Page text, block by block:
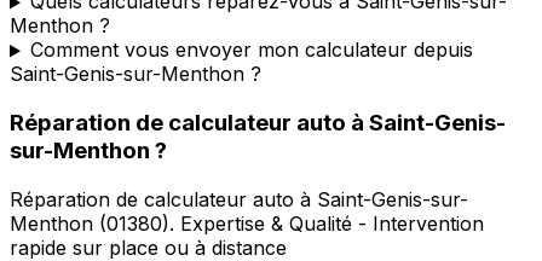
Menthon ?
Comment vous envoyer mon calculateur depuis
Saint-Genis-sur-Menthon ?
Réparation de calculateur auto à Saint-Genis-
sur-Menthon ?
Réparation de calculateur auto à Saint-Genis-sur-
Menthon (01380). Expertise & Qualité - Intervention
rapide sur place ou à distance